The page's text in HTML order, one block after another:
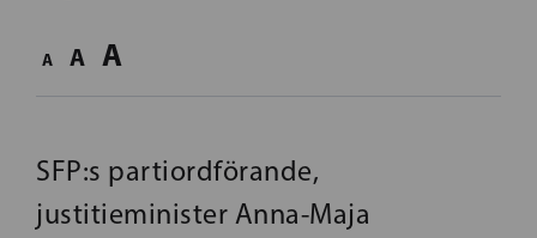
A A A
SFP:s partiordförande,
justitieminister Anna-Maja